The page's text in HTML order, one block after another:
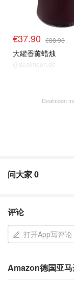
€37.90 €38.90
大罐香薰蜡烛
@dealmoon.de
Dealmoon
问大家0
评论
打开App写评论
Amazon德国亚